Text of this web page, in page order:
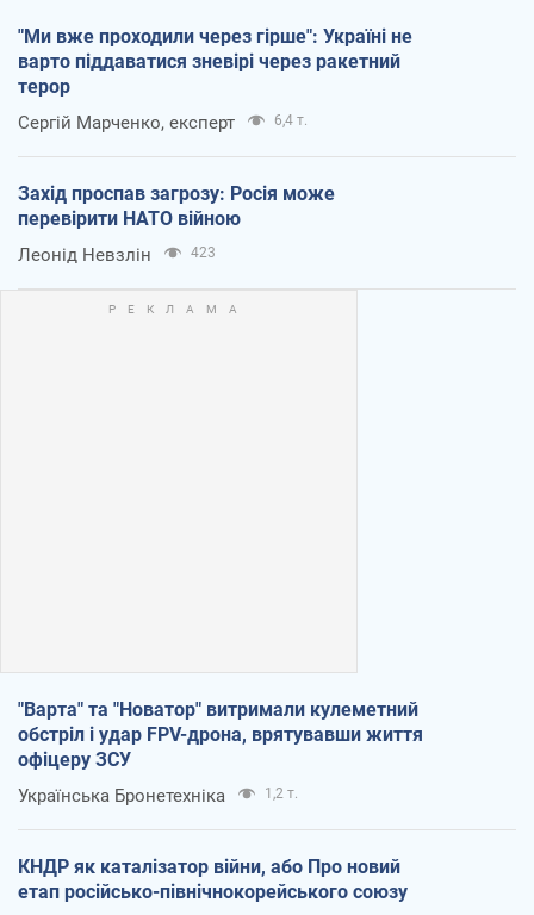
"Ми вже проходили через гірше": Україні не
варто піддаватися зневірі через ракетний
терор
Сергій Марченко, експерт 6,4 т.
Захід проспав загрозу: Росія може
перевірити НАТО війною
Леонід Невзлін 423
"Варта" та "Новатор" витримали кулеметний
обстріл і удар FPV-дрона, врятувавши життя
офіцеру ЗСУ
Українська Бронетехніка 1,2 т.
КНДР як каталізатор війни, або Про новий
етап російсько-північнокорейського союзу